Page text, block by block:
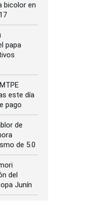
bicolor en
papa
este día
pago
de
de 5.0
del
Junín